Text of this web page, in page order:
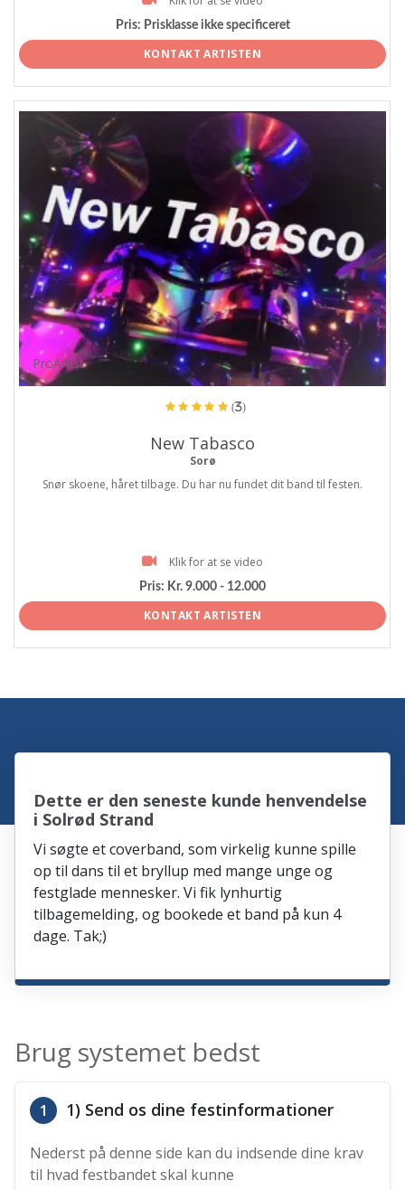
Pris: Prisklasse ikke specificeret
KONTAKT ARTISTEN
ProArtist
(3)
New Tabasco
Sorø
Snør skoene, håret tilbage. Du har nu fundet dit band til festen.
Klik for at se video
Pris: Kr. 9.000 - 12.000
KONTAKT ARTISTEN
Dette er den seneste kunde henvendelse
i Solrød Strand
Vi søgte et coverband, som virkelig kunne spille
op til dans til et bryllup med mange unge og
festglade mennesker. Vi fik lynhurtig
tilbagemelding, og bookede et band på kun 4
dage. Tak;)
Brug systemet bedst
1 1) Send os dine festinformationer
Nederst på denne side kan du indsende dine krav
til hvad festbandet skal kunne